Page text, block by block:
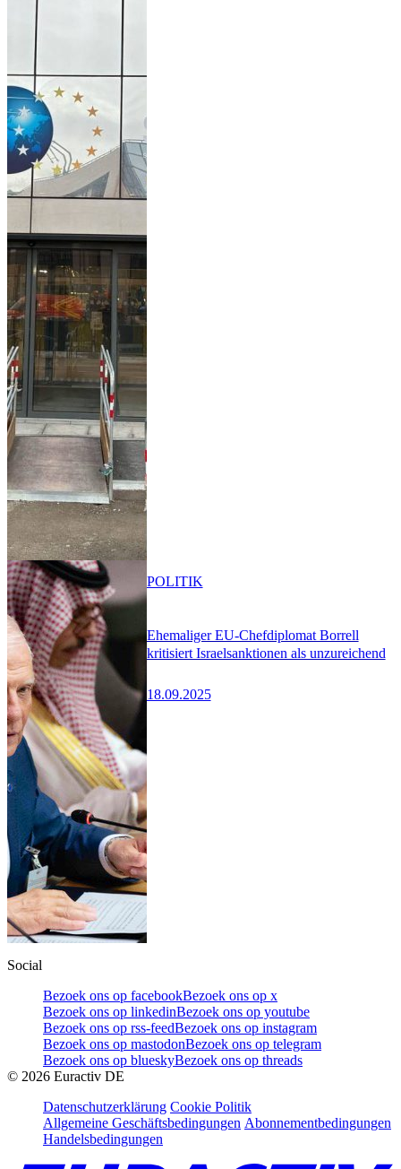
Ehemaliger EU-Chefdiplomat Borrell
kritisiert Israelsanktionen als unzureichend
18.09.2025
POLITIK
Social
Bezoek ons op facebookBezoek ons op x
Bezoek ons op linkedinBezoek ons op youtube
Bezoek ons op rss-feedBezoek ons op instagram
Bezoek ons op mastodonBezoek ons op telegram
Bezoek ons op blueskyBezoek ons op threads
© 2026 Euractiv DE
Datenschutzerklärung Cookie Politik
Allgemeine Geschäftsbedingungen Abonnementbedingungen
Handelsbedingungen